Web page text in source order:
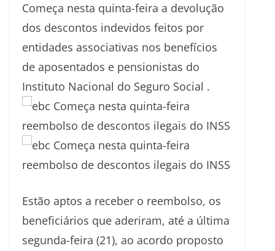
Começa nesta quinta-feira a devolução
dos descontos indevidos feitos por
entidades associativas nos benefícios
de aposentados e pensionistas do
Instituto Nacional do Seguro Social .
Estão aptos a receber o reembolso, os
beneficiários que aderiram, até a última
segunda-feira (21), ao acordo proposto